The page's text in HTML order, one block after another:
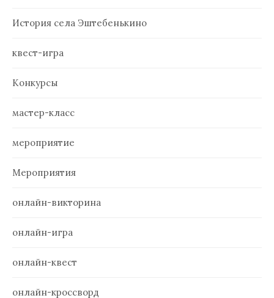
История села Эштебенькино
квест-игра
Конкурсы
мастер-класс
мероприятие
Мероприятия
онлайн-викторина
онлайн-игра
онлайн-квест
онлайн-кроссворд